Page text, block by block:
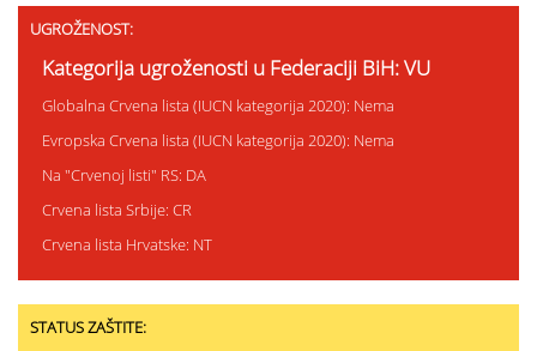
UGROŽENOST:
Kategorija ugroženosti u Federaciji BiH: VU
Globalna Crvena lista (IUCN kategorija 2020): Nema
Evropska Crvena lista (IUCN kategorija 2020): Nema
Na "Crvenoj listi" RS: DA
Crvena lista Srbije: CR
Crvena lista Hrvatske: NT
STATUS ZAŠTITE: